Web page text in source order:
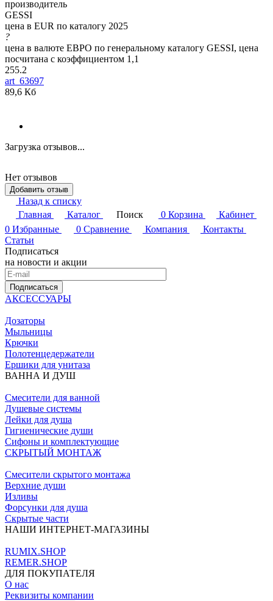
производитель
GESSI
цена в EUR по каталогу 2025
?
цена в валюте ЕВРО по генеральному каталогу GESSI, цена
посчитана с коэффициентом 1,1
255.2
art_63697
89,6 Кб
Загрузка отзывов...
Нет отзывов
Добавить отзыв
Назад к списку
Главная
Каталог Поиск 0 Корзина
Кабинет
0 Избранные 0 Сравнение Компания
Контакты
Статьи
Подписаться
на новости и акции
Подписаться
АКСЕССУАРЫ
Дозаторы
Мыльницы
Крючки
Полотенцедержатели
Ершики для унитаза
ВАННА И ДУШ
Смесители для ванной
Душевые системы
Лейки для душа
Гигиенические души
Сифоны и комплектующие
СКРЫТЫЙ МОНТАЖ
Смесители скрытого монтажа
Верхние души
Изливы
Форсунки для душа
Скрытые части
НАШИ ИНТЕРНЕТ-МАГАЗИНЫ
RUMIX.SHOP
REMER.SHOP
ДЛЯ ПОКУПАТЕЛЯ
О нас
Реквизиты компании